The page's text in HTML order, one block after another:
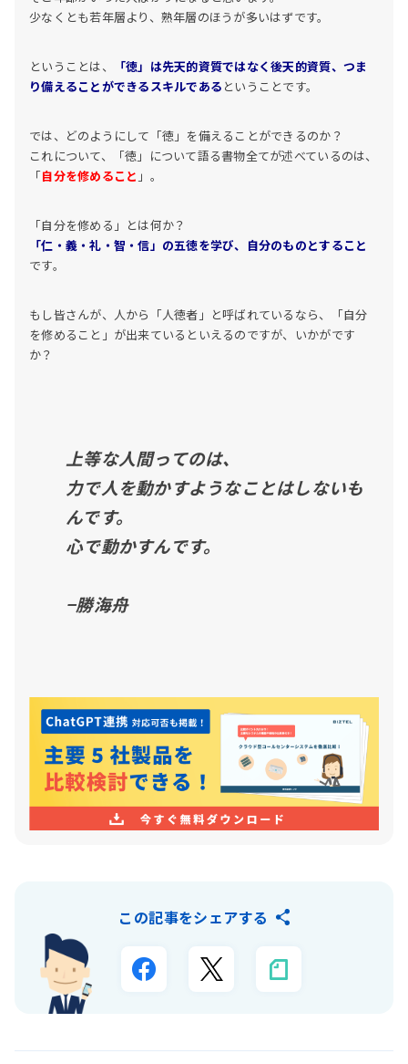
少なくとも若年層より、熟年層のほうが多いはずです。
ということは、
「徳」は先天的資質ではなく後天的資質、つま
り備えることができるスキルである ということです。
では、どのようにして「徳」を備えることができるのか？
これについて、「徳」について語る書物全てが述べているのは、
「自分を修めること 」。
「自分を修める」とは何か？
「仁・義・礼・智・信」の五徳を学び、自分のものとすること
です。
もし皆さんが、人から「人徳者」と呼ばれているなら、「自分
を修めること」が出来ているといえるのですが、いかがです
か？
上等な人間ってのは、
力で人を動かすようなことはしないも
んです。
心で動かすんです。
−勝海舟
この記事をシェアする